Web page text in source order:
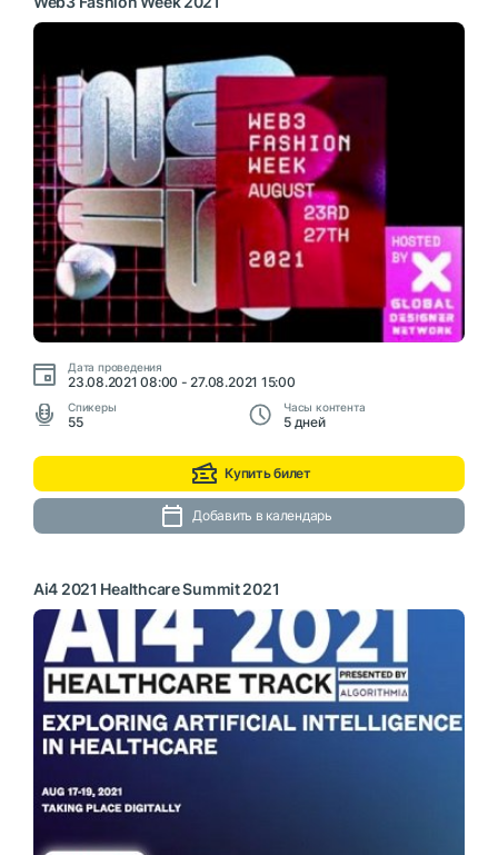
Дата проведения
23.08.2021 08:00 - 27.08.2021 15:00
Cпикеры
55
Часы контента
5 дней
Купить билет
Добавить в календарь
Ai4 2021 Healthcare Summit 2021